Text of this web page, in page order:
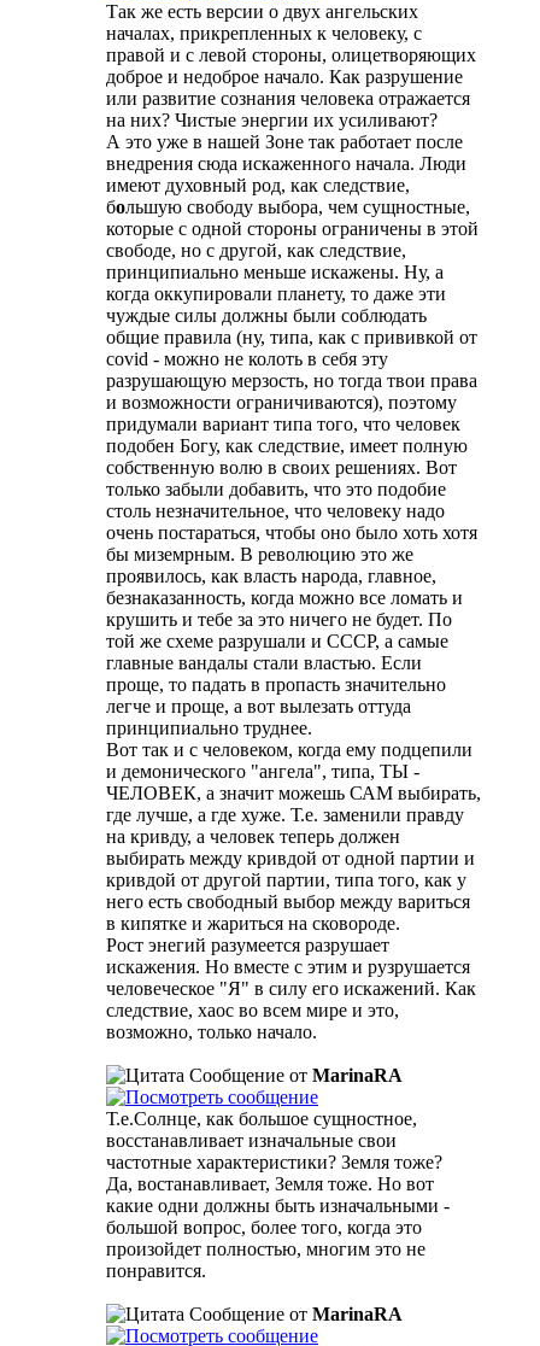
Так же есть версии о двух ангельских
началах, прикрепленных к человеку, с
правой и с левой стороны, олицетворяющих
доброе и недоброе начало. Как разрушение
или развитие сознания человека отражается
на них? Чистые энергии их усиливают?
А это уже в нашей Зоне так работает после
внедрения сюда искаженного начала. Люди
имеют духовный род, как следствие,
большую свободу выбора, чем сущностные,
которые с одной стороны ограничены в этой
свободе, но с другой, как следствие,
принципиально меньше искажены. Ну, а
когда оккупировали планету, то даже эти
чуждые силы должны были соблюдать
общие правила (ну, типа, как с прививкой от
covid - можно не колоть в себя эту
разрушающую мерзость, но тогда твои права
и возможности ограничиваются), поэтому
придумали вариант типа того, что человек
подобен Богу, как следствие, имеет полную
собственную волю в своих решениях. Вот
только забыли добавить, что это подобие
столь незначительное, что человеку надо
очень постараться, чтобы оно было хоть хотя
бы миземрным. В революцию это же
проявилось, как власть народа, главное,
безнаказанность, когда можно все ломать и
крушить и тебе за это ничего не будет. По
той же схеме разрушали и СССР, а самые
главные вандалы стали властью. Если
проще, то падать в пропасть значительно
легче и проще, а вот вылезать оттуда
принципиально труднее.
Вот так и с человеком, когда ему подцепили
и демонического "ангела", типа, ТЫ -
ЧЕЛОВЕК, а значит можешь САМ выбирать,
где лучше, а где хуже. Т.е. заменили правду
на кривду, а человек теперь должен
выбирать между кривдой от одной партии и
кривдой от другой партии, типа того, как у
него есть свободный выбор между вариться
в кипятке и жариться на сковороде.
Рост энегий разумеется разрушает
искажения. Но вместе с этим и рузрушается
человеческое "Я" в силу его искажений. Как
следствие, хаос во всем мире и это,
возможно, только начало.
Сообщение от MarinaRA
Т.е.Солнце, как большое сущностное,
восстанавливает изначальные свои
частотные характеристики? Земля тоже?
Да, востанавливает, Земля тоже. Но вот
какие одни должны быть изначальными -
большой вопрос, более того, когда это
произойдет полностью, многим это не
понравится.
Сообщение от MarinaRA